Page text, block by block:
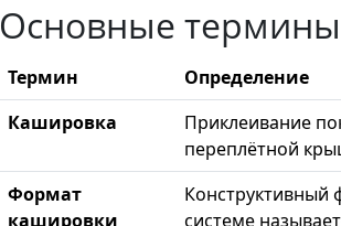
Основные термины
Термин
Определение
Кашировка
Приклеивание
переплётной
Формат
кашировки
Конструктивный
системе